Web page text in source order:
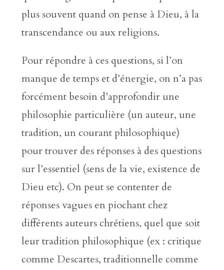
plus souvent quand on pense à Dieu, à la
transcendance ou aux religions.
Pour répondre à ces questions, si l’on
manque de temps et d’énergie, on n’a pas
forcément besoin d’approfondir une
philosophie particulière (un auteur, une
tradition, un courant philosophique)
pour trouver des réponses à des questions
sur l’essentiel (sens de la vie, existence de
Dieu etc). On peut se contenter de
réponses vagues en piochant chez
différents auteurs chrétiens, quel que soit
leur tradition philosophique (ex : critique
comme Descartes, traditionnelle comme